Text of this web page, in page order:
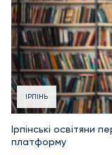
ІРПІНЬ
Ірпінські освітяни
платформу